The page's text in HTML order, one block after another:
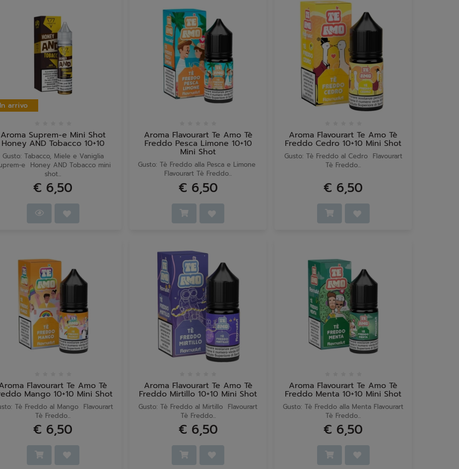
In arrivo
Aroma Suprem-e Mini Shot
Honey AND Tobacco 10+10
Gusto: Tabacco, Miele e Vaniglia
e Honey AND Tobacco mini
shot...
€ 6,50
Aroma Flavourart Te Amo Tè
Freddo Pesca Limone 10+10
Mini Shot
Gusto: Tè Freddo alla Pesca e Limone
Flavourart Tè Freddo...
€ 6,50
Aroma Flavourart Te Amo Tè
Freddo Cedro 10+10 Mini Shot
Gusto: Tè Freddo al Cedro Flavourart
Tè Freddo...
€ 6,50
Flavourart Te Amo Tè
Mango 10+10 Mini Shot
Tè Freddo al Mango Flavourart
Tè Freddo...
€ 6,50
Aroma Flavourart Te Amo Tè
Freddo Mirtillo 10+10 Mini Shot
Gusto: Tè Freddo al Mirtillo Flavourart
Tè Freddo...
€ 6,50
Aroma Flavourart Te Amo Tè
Freddo Menta 10+10 Mini Shot
Gusto: Tè Freddo alla Menta Flavourart
Tè Freddo...
€ 6,50